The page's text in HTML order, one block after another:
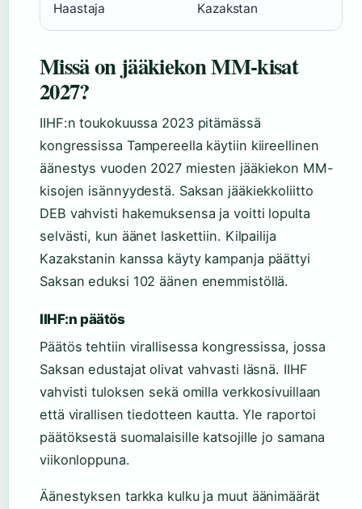
Haastaja Kazakstan
Missä on jääkiekon MM-kisat
2027?
IIHF:n toukokuussa 2023 pitämässä
kongressissa Tampereella käytiin kiireellinen
äänestys vuoden 2027 miesten jääkiekon MM-
kisojen isännyydestä. Saksan jääkiekkoliitto
DEB vahvisti hakemuksensa ja voitti lopulta
selvästi, kun äänet laskettiin. Kilpailija
Kazakstanin kanssa käyty kampanja päättyi
Saksan eduksi 102 äänen enemmistöllä.
IIHF:n päätös
Päätös tehtiin virallisessa kongressissa, jossa
Saksan edustajat olivat vahvasti läsnä. IIHF
vahvisti tuloksen sekä omilla verkkosivuillaan
että virallisen tiedotteen kautta. Yle raportoi
päätöksestä suomalaisille katsojille jo samana
viikonloppuna.
Äänestyksen tarkka kulku ja muut äänimäärät